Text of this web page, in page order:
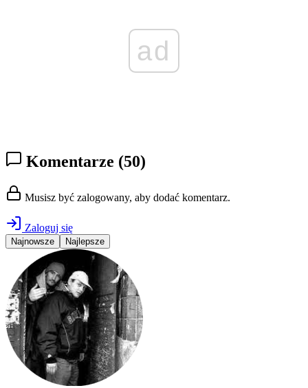
ad
Komentarze (50)
Musisz być zalogowany, aby dodać komentarz.
Zaloguj się
Najnowsze Najlepsze